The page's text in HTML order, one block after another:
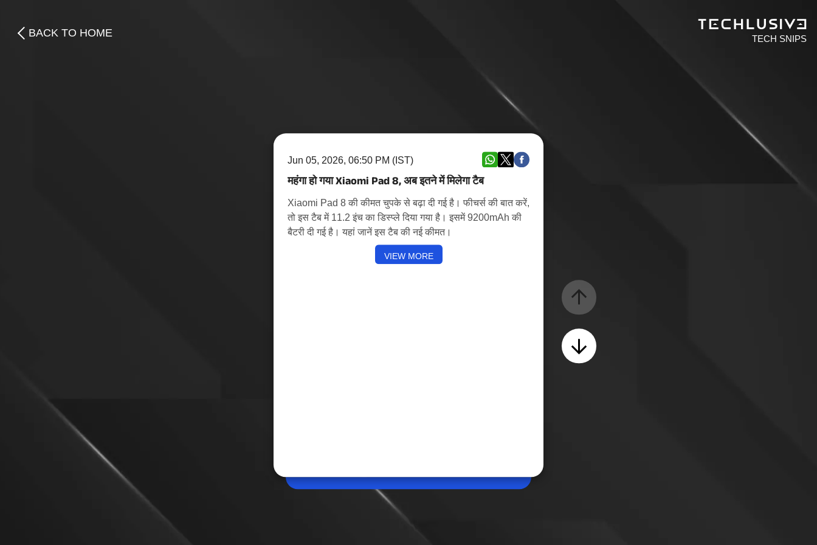
BACK TO HOME TECH SNIPS
Jun 05, 2026, 06:50 PM (IST)
महंगा हो गया Xiaomi Pad 8, अब इतने में मिलेगा टैब
Xiaomi Pad 8 की कीमत चुपके से बढ़ा दी गई है। फीचर्स की बात करें,
तो इस टैब में 11.2 इंच का डिस्प्ले दिया गया है। इसमें 9200mAh की
बैटरी दी गई है। यहां जानें इस टैब की नई कीमत।
VIEW MORE
Jun 05, 2026, 01:47 PM (IST)
Instagram Plus Premium सब्सक्रिप्शन लॉन्च, जानें फीचर्स